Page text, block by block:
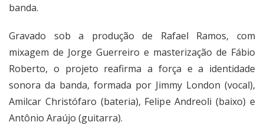
banda.
Gravado sob a produção de Rafael Ramos, com
mixagem de Jorge Guerreiro e masterização de Fábio
Roberto, o projeto reafirma a força e a identidade
sonora da banda, formada por Jimmy London (vocal),
Amilcar Christófaro (bateria), Felipe Andreoli (baixo) e
Antônio Araújo (guitarra).